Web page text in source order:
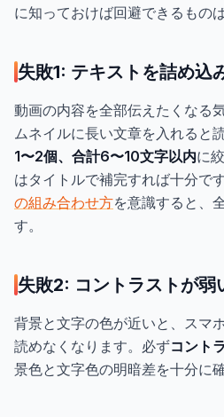
に知っておけば回避できるもの
失敗1: テキストを詰め込
動画の内容を全部伝えたくなる
ムネイルに長い文章を入れると
1〜2個、合計6〜10文字以内に
はタイトルで補完すれば十分です
の組み合わせ方を意識すると、
す。
失敗2: コントラストが弱
背景と文字の色が近いと、スマ
読めなくなります。必ずコント
景色と文字色の明暗差を十分に